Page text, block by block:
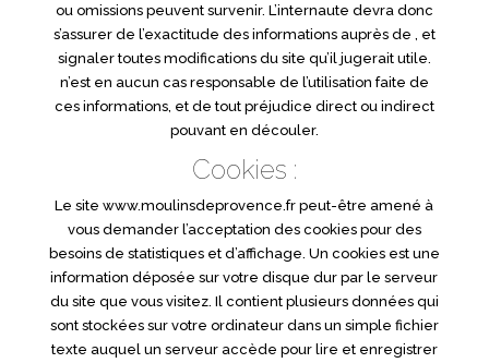
ou omissions peuvent survenir. L’internaute devra donc
s’assurer de l’exactitude des informations auprès de , et
signaler toutes modifications du site qu’il jugerait utile.
n’est en aucun cas responsable de l’utilisation faite de
ces informations, et de tout préjudice direct ou indirect
pouvant en découler.
Cookies :
Le site www.moulinsdeprovence.fr peut-être amené à
vous demander l’acceptation des cookies pour des
besoins de statistiques et d’affichage. Un cookies est une
information déposée sur votre disque dur par le serveur
du site que vous visitez. Il contient plusieurs données qui
sont stockées sur votre ordinateur dans un simple fichier
texte auquel un serveur accède pour lire et enregistrer